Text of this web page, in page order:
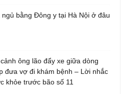
bằng Đông y tại Hà Nội ở đâu
ông lão đẩy xe giữa dòng
đưa vợ đi khám bệnh – Lời nhắc
khỏe trước bão số 11